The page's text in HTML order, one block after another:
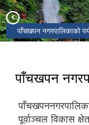
पाँचखपन नगरपालिकाकाे
वाना बजार, पाँचखपन-६
पाँचखपन
पूर्वाञ्चल विकास